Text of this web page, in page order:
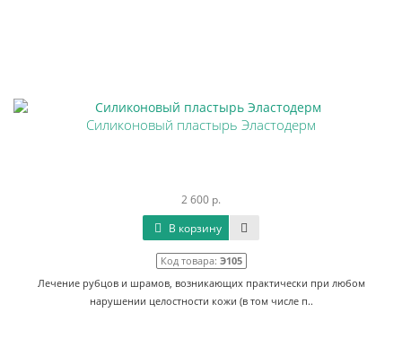
Силиконовый пластырь Эластодерм
2 600 р.
В корзину
Код товара: Э105
Лечение рубцов и шрамов, возникающих практически при любом
нарушении целостности кожи (в том числе п..